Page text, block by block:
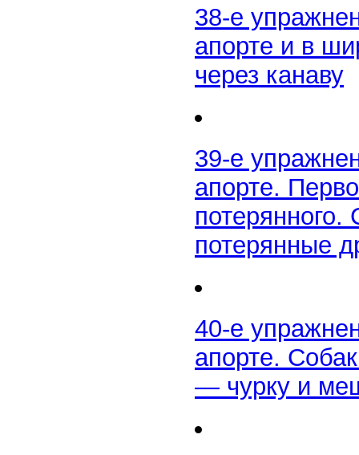
38-е
апорте и в
через канаву
39-е
апорте.
потерянные
40-е
апорте.
— чурку и